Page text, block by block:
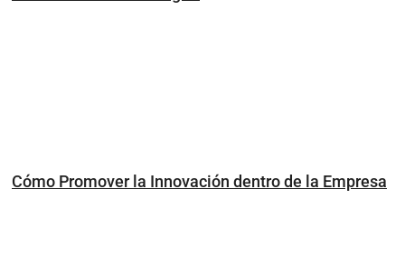
Cómo Promover la Innovación dentro de la Empresa